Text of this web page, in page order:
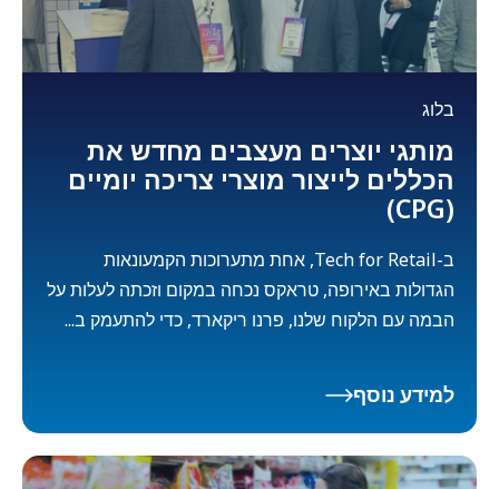
בלוג
מותגי יוצרים מעצבים מחדש את
הכללים לייצור מוצרי צריכה יומיים
(CPG)
ב-Tech for Retail, אחת מתערוכות הקמעונאות
הגדולות באירופה, טראקס נכחה במקום וזכתה לעלות על
הבמה עם הלקוח שלנו, פרנו ריקארד, כדי להתעמק ב...
למידע נוסף